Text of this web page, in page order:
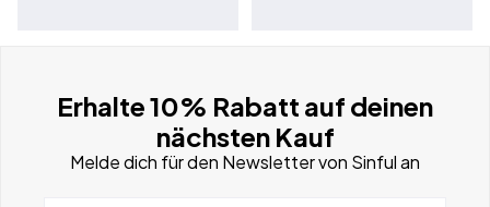
Erhalte 10% Rabatt auf deinen
nächsten Kauf
Melde dich für den Newsletter von Sinful an